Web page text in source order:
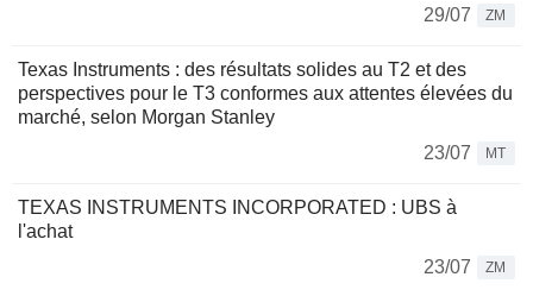
29/07
ZM
Texas Instruments : des résultats solides au T2 et des
perspectives pour le T3 conformes aux attentes élevées du
marché, selon Morgan Stanley
23/07
MT
TEXAS INSTRUMENTS INCORPORATED : UBS à
l'achat
23/07
ZM